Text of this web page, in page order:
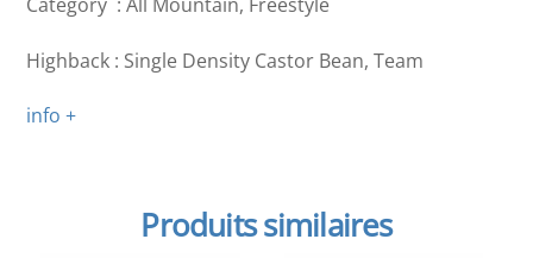
Highback : Single Density Castor Bean, Team
info +
Produits similaires